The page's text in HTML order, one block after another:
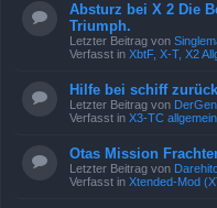
Absturz bei X 2 Die
Triumph.
Letzter Beitrag von
Verfasst in XbtF, X-T, X2
Hilfe bei schiff
Letzter Beitrag von
Verfasst in X3-TC
Otas Mission
Letzter Beitrag von
Verfasst in Xtended-Mod